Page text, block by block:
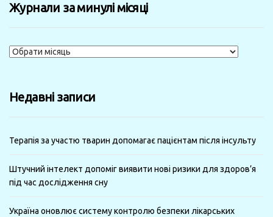
Журнали за минулі місяці
Журнали
місяці
Недавні записи
Терапія за участю тварин допомагає пацієнтам після інсульту
Штучний інтелект допоміг виявити нові ризики для здоров’я
під час дослідження сну
Україна оновлює систему контролю безпеки лікарських